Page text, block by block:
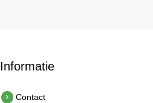
Informatie
Contact